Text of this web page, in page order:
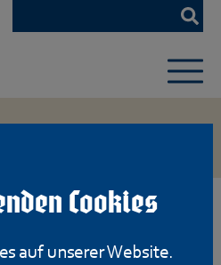
Cookies
auf unserer Website.